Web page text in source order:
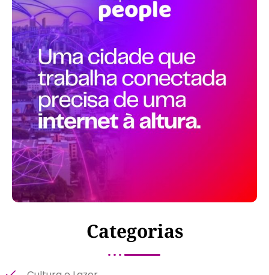
Categorias